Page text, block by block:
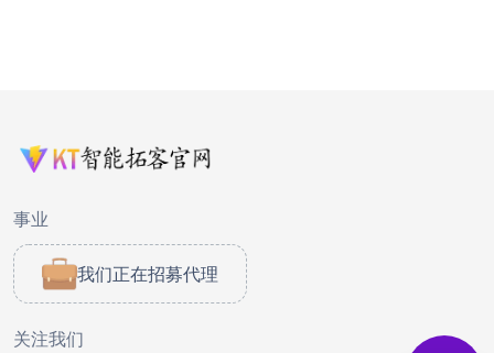
事业
我们正在招募代理
关注我们